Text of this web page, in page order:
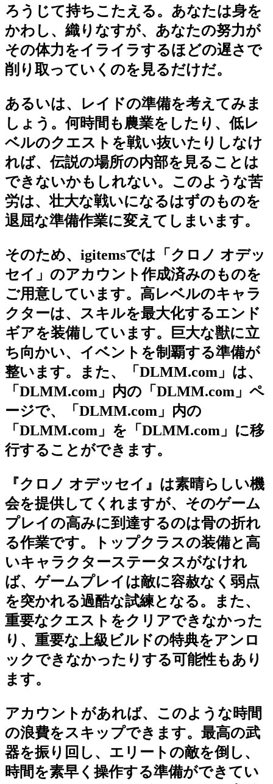
ろうじて持ちこたえる。あなたは身を
かわし、織りなすが、あなたの努力が
その体力をイライラするほどの遅さで
削り取っていくのを見るだけだ。
あるいは、レイドの準備を考えてみま
しょう。何時間も農業をしたり、低レ
ベルのクエストを戦い抜いたりしなけ
れば、伝説の場所の内部を見ることは
できないかもしれない。このような苦
労は、壮大な戦いになるはずのものを
退屈な準備作業に変えてしまいます。
そのため、igitemsでは「クロノ オデッ
セイ」のアカウント作成済みのものを
ご用意しています。高レベルのキャラ
クターは、スキルを最大化するエンド
ギアを装備しています。巨大な獣に立
ち向かい、イベントを制覇する準備が
整います。また、「DLMM.com」は、
「DLMM.com」内の「DLMM.com」ペ
ージで、「DLMM.com」内の
「DLMM.com」を「DLMM.com」に移
行することができます。
『クロノ オデッセイ』は素晴らしい機
会を提供してくれますが、そのゲーム
プレイの高みに到達するのは骨の折れ
る作業です。トップクラスの装備と高
いキャラクターステータスがなけれ
ば、ゲームプレイは敵に容赦なく弱点
を突かれる過酷な試練となる。また、
重要なクエストをクリアできなかった
り、重要な上級ビルドの特典をアンロ
ックできなかったりする可能性もあり
ます。
アカウントがあれば、このような時間
の浪費をスキップできます。最高の武
器を振り回し、エリートの敵を倒し、
時間を素早く操作する準備ができてい